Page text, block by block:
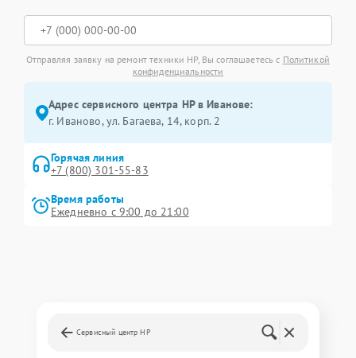
Отправляя заявку на ремонт техники HP, Вы соглашаетесь с Политикой
конфиденциальности
Адрес сервисного центра HP в Иванове:
г. Иваново, ул. Багаева, 14, корп. 2
Горячая линия
+7 (800) 301-55-83
Время работы
Ежедневно с 9:00 до 21:00
Сервисный центр HP